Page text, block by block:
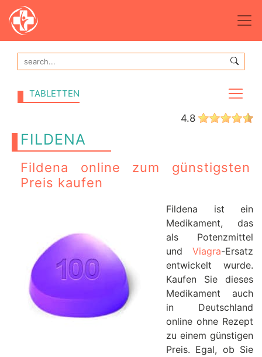
TABLETTEN
FILDENA
Fildena online zum günstigsten
Preis kaufen
Fildena ist ein
Medikament, das
als Potenzmittel
und Viagra-Ersatz
entwickelt wurde.
Kaufen Sie dieses
Medikament auch
in Deutschland
online ohne Rezept
zu einem günstigen
Preis. Egal, ob Sie
4.8